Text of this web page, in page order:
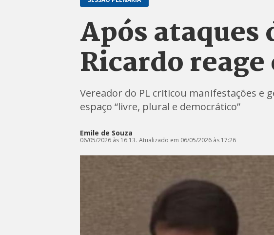
Após ataques
Ricardo
Vereador do PL criticou manifestações e
espaço “livre, plural e democrático”
Emile de Souza
06/05/2026 às 16:13. Atualizado em 06/05/2026 às 17:26